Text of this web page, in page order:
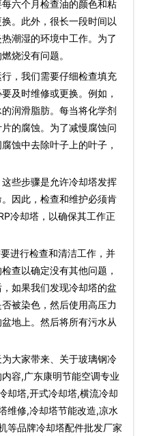
六个月检查油的颜色和粘
。此外，很长一段时间以
潮湿的环境中工作。为了
烧没有问题。
，我们需要仔细检查填充
及时维修或更换。例如，
润滑脂肪。每当将化学剂
的腐蚀。为了减慢腐蚀问
蚀中去除叶子上的叶子，
些步骤是允许冷却塔发挥
因此，检查和维护必须肯
冷却塔，以确保其工作正
进行检查和清洁工作，并
查以确定没有其他问题，
如果我们发现冷却塔的盆
被染色，然后使用高压力
地上。然后将所有污水从
大家带来、关于玻璃钢冷
容,广东康明节能空调专业
却塔,开式冷却塔,横流冷却
维修,冷却塔节能改造,凉水
等品牌冷却塔配件批发厂家